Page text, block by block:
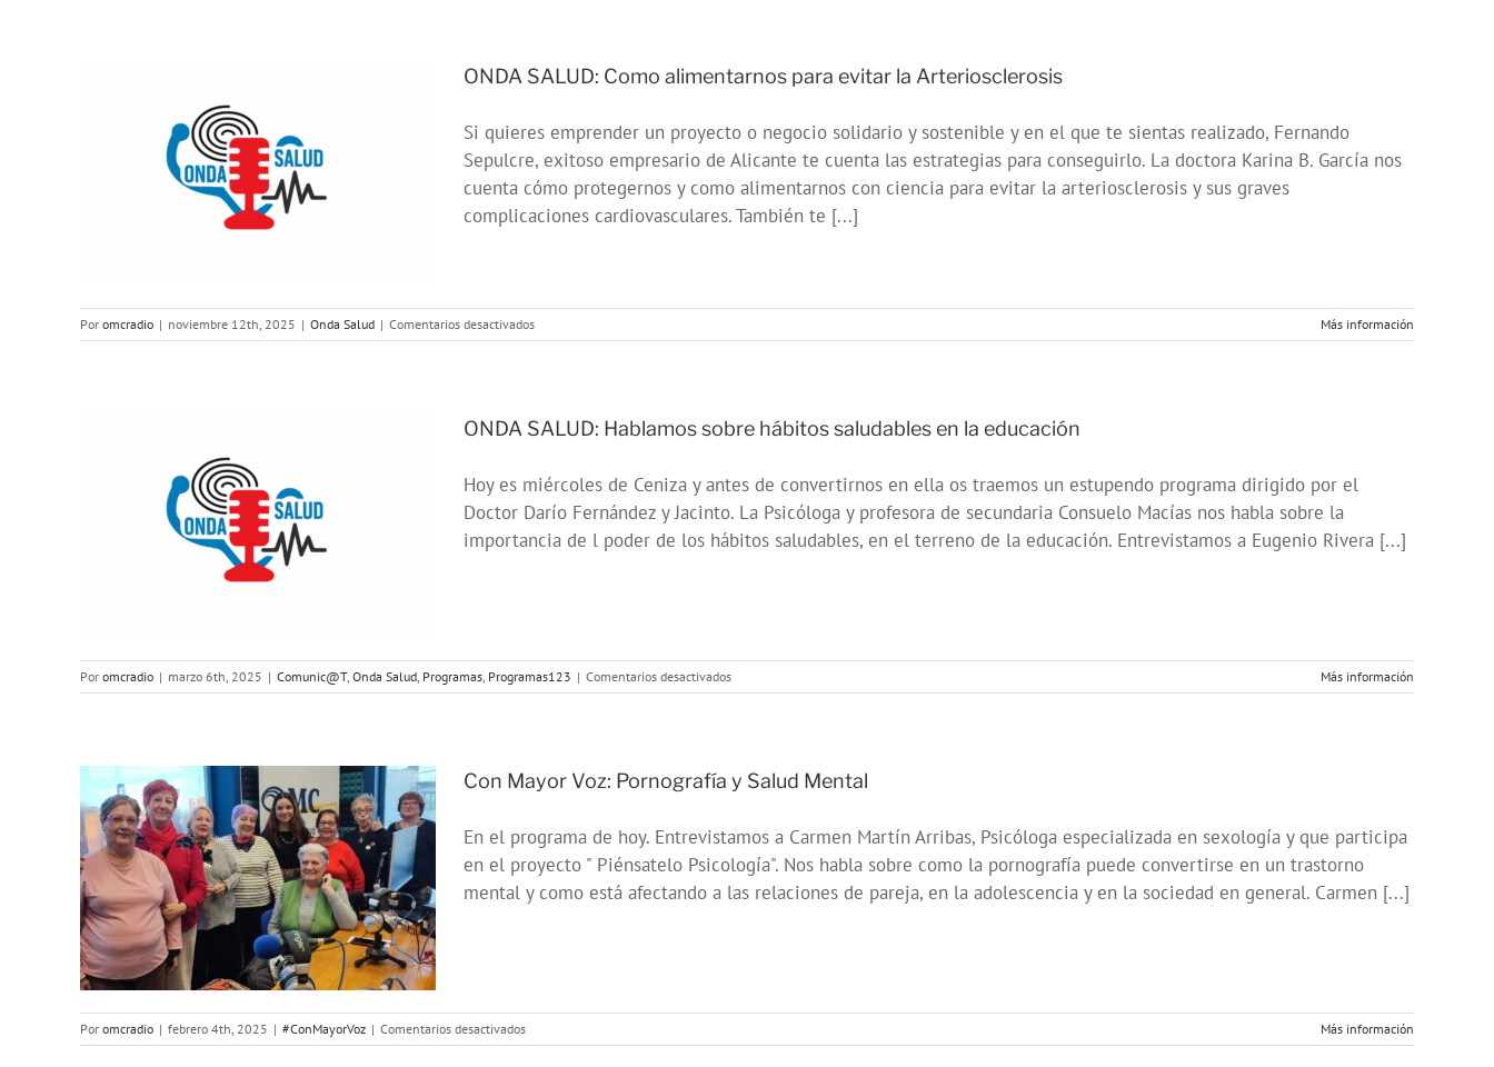
de
la
ONDA SALUD: Como alimentarnos para evitar la Arteriosclerosis
Si quieres emprender un proyecto o negocio solidario y sostenible y en el que te sientas realizado, Fernando
Sepulcre, exitoso empresario de Alicante te cuenta las estrategias para conseguirlo. La doctora Karina B. García nos
cuenta cómo protegernos y como alimentarnos con ciencia para evitar la arteriosclerosis y sus graves
complicaciones cardiovasculares. También te [...]
Por omcradio | noviembre 12th, 2025 | Onda Salud | Comentarios desactivadosen
ONDA
para
Arteriosclerosis
Más información
ONDA SALUD: Hablamos sobre hábitos saludables en la educación
Hoy es miércoles de Ceniza y antes de convertirnos en ella os traemos un estupendo programa dirigido por el
Doctor Darío Fernández y Jacinto. La Psicóloga y profesora de secundaria Consuelo Macías nos habla sobre la
importancia de l poder de los hábitos saludables, en el terreno de la educación. Entrevistamos a Eugenio Rivera [...]
Por omcradio | marzo 6th, 2025 | Comunic@T, Onda Salud, Programas, Programas123 | Comentarios desactivadosen
ONDA
hábitos
saludables
la
educación
Más información
Con Mayor Voz: Pornografía y Salud Mental
En el programa de hoy. Entrevistamos a Carmen Martín Arribas, Psicóloga especializada en sexología y que participa
en el proyecto " Piénsatelo Psicología". Nos habla sobre como la pornografía puede convertirse en un trastorno
mental y como está afectando a las relaciones de pareja, en la adolescencia y en la sociedad en general. Carmen [...]
Por omcradio | febrero 4th, 2025 | #ConMayorVoz | Comentarios desactivadosen
Con
Más información